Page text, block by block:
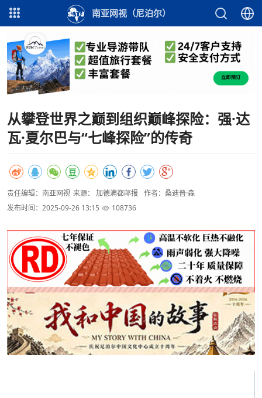
南亚网视（尼泊尔）
从攀登世界之巅到组织巅峰探险：强·达
瓦·夏尔巴与“七峰探险”的传奇
责任编辑：南亚网视 来源： 加德满都邮报
作者：桑迪普·森
发布时间：2025-09-26 13:15
108736